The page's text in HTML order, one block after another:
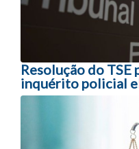
Resolução do
inquérito policial